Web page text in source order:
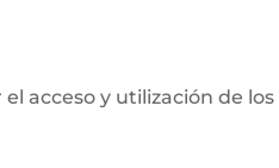
acceso y utilización de